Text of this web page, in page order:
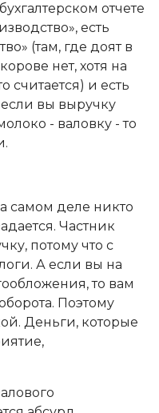
отчете
есть
(там, где доят в
нет, хотя на
считается) и есть
если вы выручку
- валовку - то
самом деле никто
Частник
потому что с
А если вы на
то вам
Поэтому
Деньги, которые